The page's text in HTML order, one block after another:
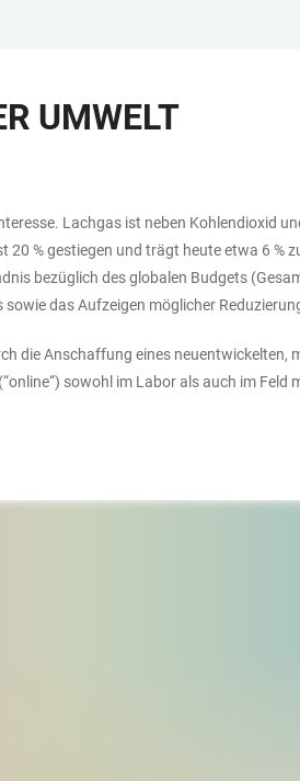
UMWELT
Lachgas ist neben Kohlendioxid
% gestiegen und trägt heute etwa 6 %
bezüglich des globalen Budgets
das Aufzeigen möglicher
die Anschaffung eines neuentwickelten,
sowohl im Labor als auch im Feld